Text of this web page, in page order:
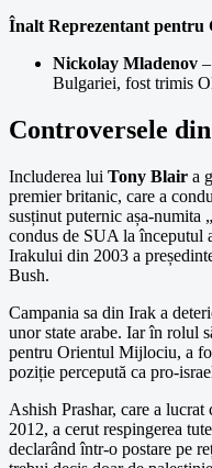
Înalt Reprezentant pentru
Nickolay Mladenov
Bulgariei, fost trimis
Controversele
Includerea lui Tony Blair a
premier britanic, care a
susținut puternic așa-numita
condus de SUA la începutul
Irakului din 2003 a
Bush.
Campania sa din Irak a
unor state arabe. Iar în rolul
pentru Orientul Mijlociu, a
poziție percepută ca pro-
Ashish Prashar, care a
2012, a cerut respingerea
declarând într-o postare pe